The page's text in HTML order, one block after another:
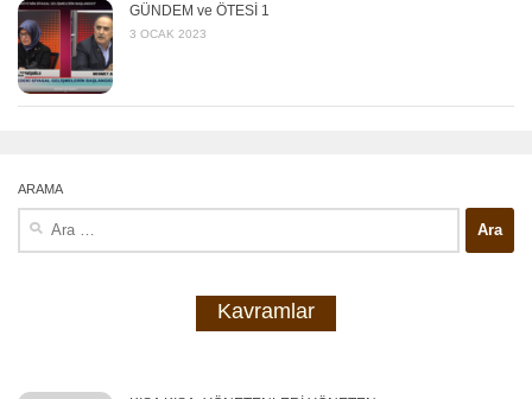
GÜNDEM ve ÖTESİ 1
3 OCAK 2023
ARAMA
Kavramlar